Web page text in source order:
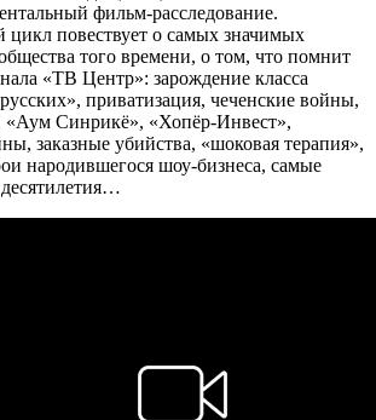
фильм-расследование.
цикл повествует о самых значимых
того времени, о том, что помнит
«ТВ Центр»: зарождение класса
приватизация, чеченские войны,
«Аум Синрикё», «Хопёр-Инвест»,
заказные убийства, «шоковая терапия»,
народившегося шоу-бизнеса, самые